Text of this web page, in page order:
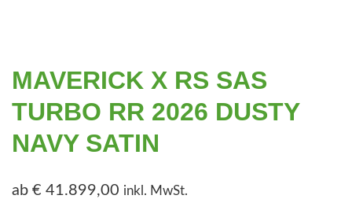
MAVERICK X RS SAS
TURBO RR 2026 DUSTY
NAVY SATIN
ab € 41.899,00 inkl. MwSt.